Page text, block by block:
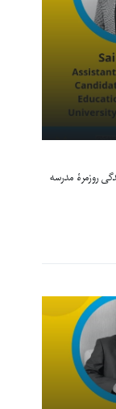
روزمرۀ مدرسه